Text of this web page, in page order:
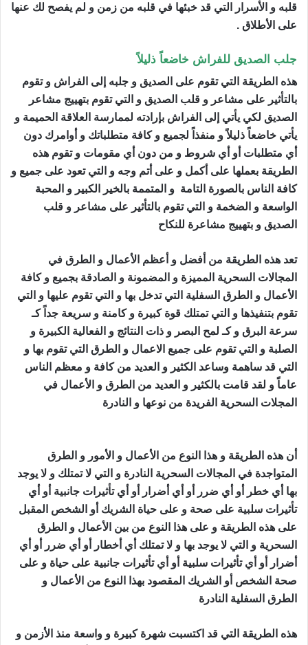
قلبه و الأسرار التي قد خبئها في قلبه من زمن و لم يفصح لك عنها
على الأطلاق .
جلب الصديق للفراش خاضعاً ذليلاً
هذه الطريقة التي تقوم على الصديق و جلبه إلى الفراش و تقوم
بالتأثير على مشاعر و قلب الصديق و التي تقوم بتهييج مشاعر
الصديق لكي يأتي إلى الفراش بإرادته لممارسة العلاقة الحميمة و
يأتي خاضعاً ذليلاً و منفذاً لجميع و كافة متطلباتك و أوامرك دون
أي متطلبات أو أي شروط و من دون أي مقومات و تقوم هذه
الطريقة بعملها على أكمل و على أتم وجه و التي تعود على جميع و
كافة الناس بالصورة التامة و المتممة بالخير الكبير و المحبة
الواسعة و الضخمة و التي تقوم بالتأثير على مشاعر و قلب
الصديق و بتهييج مشاعرة للنكاح
تعد هذه الطريقة من أفضل و أعظم الأعمال و الطرق في
المجالات السحرية المميزة و المضمونة و الصادقة بجميع و كافة
الأعمال و الطرق السفلية التي تدخل بها و التي تقوم عليها و التي
تقوم بتنفيذها و التي تمتلك قوة كبيرة و كامنة و سريعة جداً كـ
سرعة البرق و كـ لمح البصر و ذات النتائج و الفعالية الكبيرة و
الصلبة و التي تقوم على جميع الاعمال و الطرق التي تقوم بها و
التي قد ساهمة وساعد الكثير و العديد من كافة و معظم الناس
عاماً و لقد قامت بالكثير و العديد من الطرق و الأعمال في
المجلات السحرية الفريدة من نوعها و النادرة
أن هذه الطريقة و هذا النوع من الأعمال و الأمور و الطرق
المتواجدة في المجالات السحرية النادرة و التي لا تمتلك و لا يوجد
بها أي خطر أو أي ضرر أو أي أضرار أو أي تأثيرات جانبية أو أي
تأثيرات سلبية على صحة و على حياة الشريك أو الشخص المقبل
على هذه الطريقة و على هذا النوع من بين الأعمال و الطرق
السحرية و التي لا يوجد بها و لا تمتلك أي أخطار أو أي ضرر أو أي
أضرار أو أي تأثيرات سلبية أو أي تأثيرات جانبية على حياة و على
صحة الشخص أو الشريك المقصود بهذا النوع من الأعمال و
الطرق السفلية النادرة
هذه الطريقة التي قد اكتسبت شهرة كبيرة و واسعة منذ الأزمن و